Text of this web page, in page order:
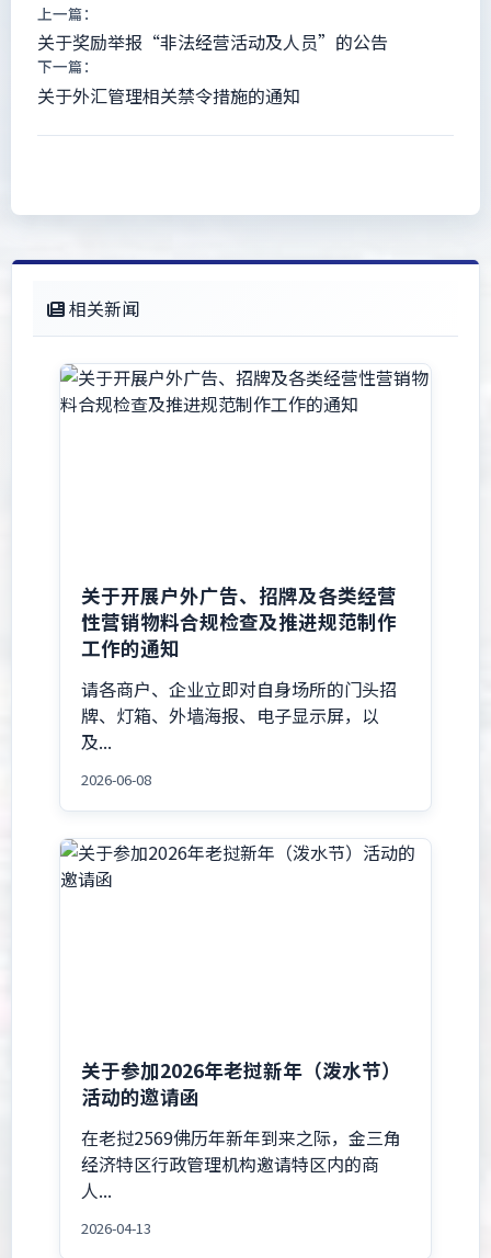
上一篇：
关于奖励举报“非法经营活动及人员”的公告
下一篇：
关于外汇管理相关禁令措施的通知
相关新闻
关于开展户外广告、招牌及各类经营
性营销物料合规检查及推进规范制作
工作的通知
请各商户、企业立即对自身场所的门头招
牌、灯箱、外墙海报、电子显示屏，以
及...
2026-06-08
关于参加2026年老挝新年（泼水节）
活动的邀请函
在老挝2569佛历年新年到来之际，金三角
经济特区行政管理机构邀请特区内的商
人...
2026-04-13